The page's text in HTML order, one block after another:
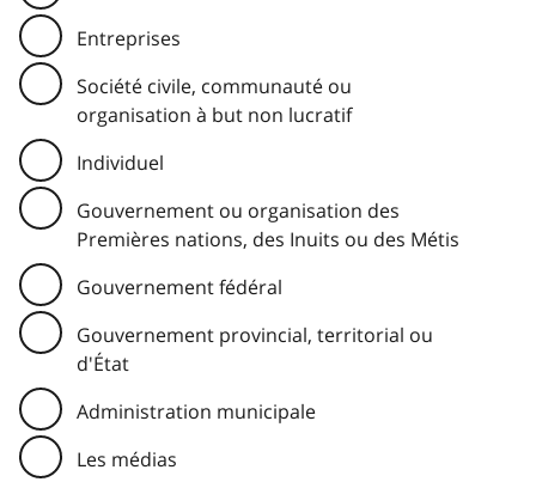
Entreprises
Société civile, communauté ou
organisation à but non lucratif
Individuel
Gouvernement ou organisation des
Premières nations, des Inuits ou des Métis
Gouvernement fédéral
Gouvernement provincial, territorial ou
d'État
Administration municipale
Les médias